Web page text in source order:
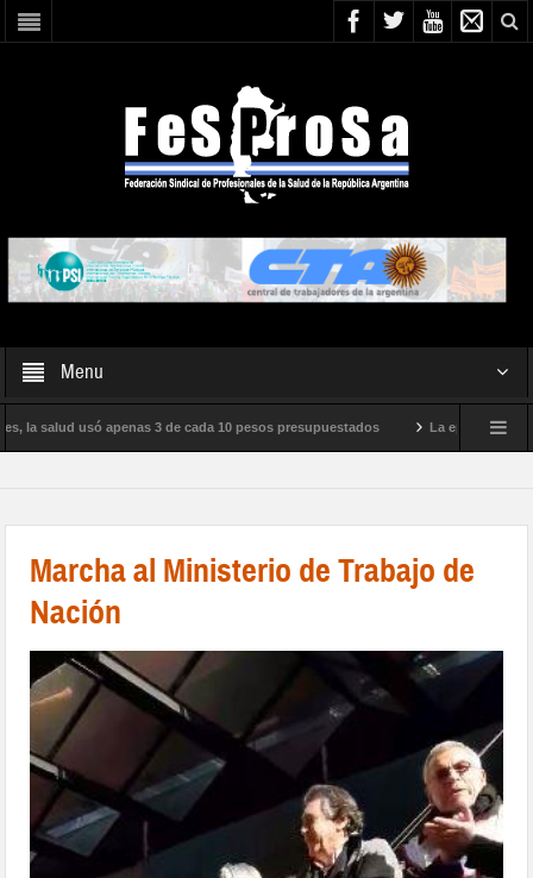
Menu
usó apenas 3 de cada 10 pesos presupuestados La epidemia de
Marcha al Ministerio de Trabajo de
Nación